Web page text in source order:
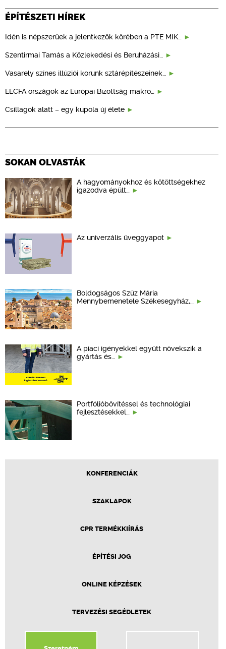
ÉPÍTÉSZETI HÍREK
Idén is népszerűek a jelentkezők körében a PTE MIK…
Szentirmai Tamás a Közlekedési és Beruházási…
Vasarely színes illúziói korunk sztárépítészeinek…
EECFA országok az Európai Bizottság makro…
Csillagok alatt – egy kupola új élete
SOKAN OLVASTÁK
A hagyományokhoz és kötöttségekhez
igazodva épült…
Az univerzális üveggyapot
Boldogságos Szűz Mária
Mennybemenetele Székesegyház,…
A piaci igényekkel együtt növekszik a
gyártás és…
Portfólióbővítéssel és technológiai
fejlesztésekkel…
KONFERENCIÁK
SZAKLAPOK
CPR TERMÉKKIÍRÁS
ÉPÍTÉSI JOG
ONLINE KÉPZÉSEK
TERVEZÉSI SEGÉDLETEK